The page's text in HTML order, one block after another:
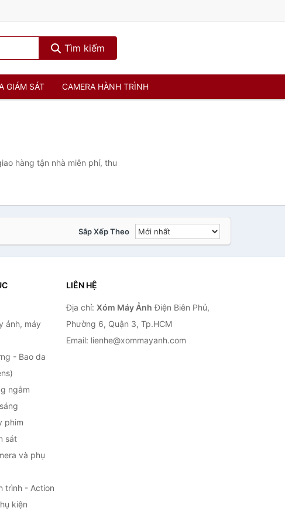
Tìm kiếm
GIÁM SÁT CAMERA HÀNH TRÌNH
hàng tận nhà miễn phí, thu
Sắp Xếp Theo
ảnh, máy
- Bao da
ngắm
phim
sát
và phụ
trình - Action
kiện
LIÊN HỆ
Địa chỉ: Xóm Máy Ảnh Điện Biên Phủ,
Phường 6, Quận 3, Tp.HCM
Email: lienhe@xommayanh.com